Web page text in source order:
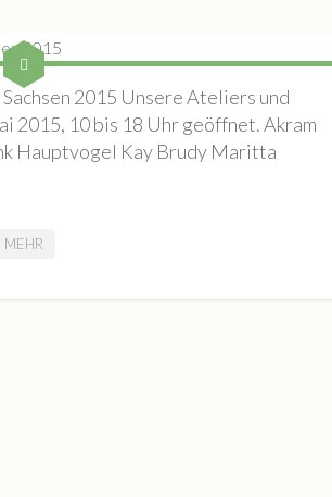
2015 Unsere Ateliers und
2015, 10 bis 18 Uhr geöffnet. Akram
Hauptvogel Kay Brudy Maritta
MEHR